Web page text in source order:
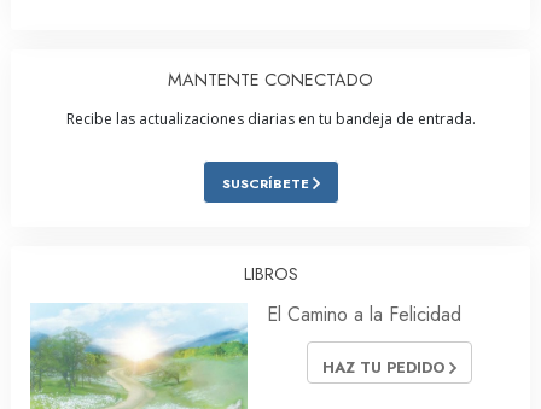
MANTENTE CONECTADO
Recibe las actualizaciones diarias en tu bandeja de entrada.
SUSCRÍBETE
LIBROS
El Camino a la Felicidad
HAZ TU PEDIDO